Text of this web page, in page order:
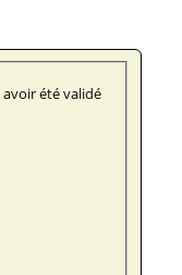
été validé